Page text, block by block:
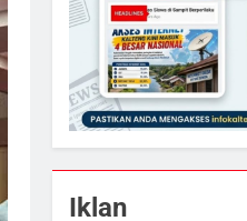
Iklan